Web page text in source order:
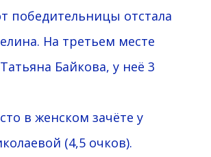
победительницы отстала
На третьем месте
Байкова, у неё 3
в женском зачёте у
(4,5 очков).